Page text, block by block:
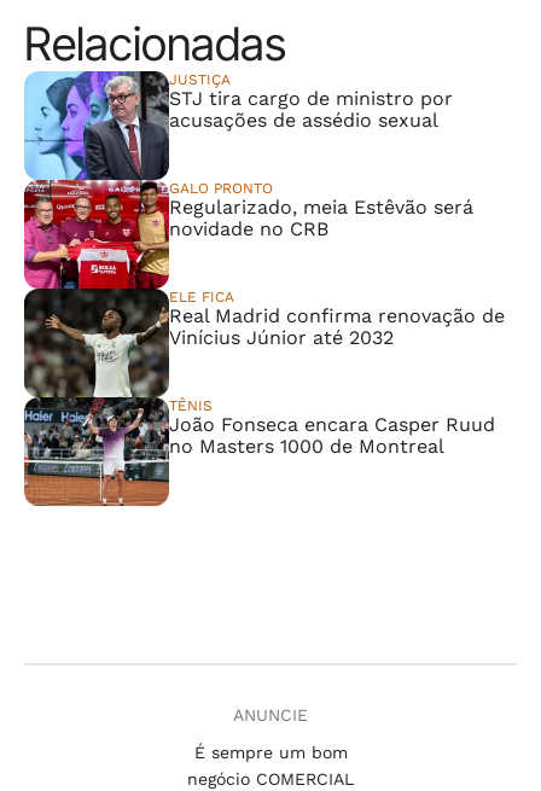
Relacionadas
JUSTIÇA
STJ tira cargo de ministro por
acusações de assédio sexual
GALO PRONTO
Regularizado, meia Estêvão será
novidade no CRB
ELE FICA
Real Madrid confirma renovação de
Vinícius Júnior até 2032
TÊNIS
João Fonseca encara Casper Ruud
no Masters 1000 de Montreal
ANUNCIE
É sempre um bom
negócio COMERCIAL